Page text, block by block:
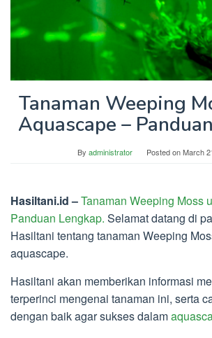
Tanaman Weeping
Aquascape –
By administrator Posted onMarch
Hasiltani.id –Tanaman Weeping Moss
Panduan Lengkap. Selamat datang di
Hasiltani tentang tanaman Weeping
aquascape.
Hasiltani akan memberikan informasi
terperinci mengenai tanaman ini, serta
dengan baik agar sukses dalam